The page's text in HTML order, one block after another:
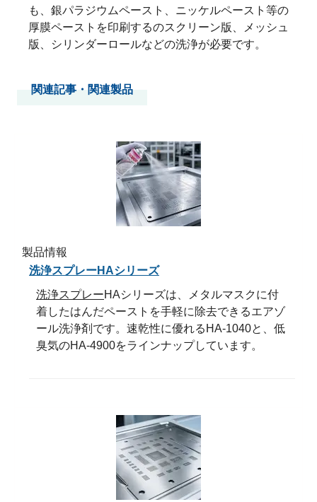
も、銀パラジウムペースト、ニッケルペースト等の
厚膜ペーストを印刷するのスクリーン版、メッシュ
版、シリンダーロールなどの洗浄が必要です。
関連記事・関連製品
製品情報
洗浄スプレーHAシリーズ
洗浄スプレーHAシリーズは、メタルマスクに付
着したはんだペーストを手軽に除去できるエアゾ
ール洗浄剤です。速乾性に優れるHA-1040と、低
臭気のHA-4900をラインナップしています。